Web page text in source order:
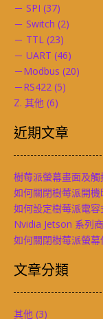
－ SPI (37)
－ Switch (2)
－ TTL (23)
－ UART (46)
－Modbus (20)
－RS422 (5)
Z. 其他 (6)
近期文章
樹莓派螢幕畫面及觸
如何關閉樹莓派開
如何設定樹莓派電
Nvidia Jetson 系列
如何關閉樹莓派螢
文章分類
其他 (3)